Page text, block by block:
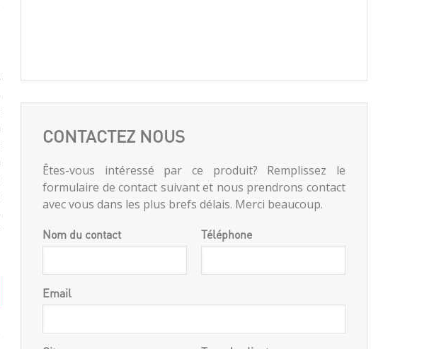
CONTACTEZ NOUS
Êtes-vous intéressé par ce produit? Remplissez le
formulaire de contact suivant et nous prendrons contact
avec vous dans les plus brefs délais. Merci beaucoup.
Nom du contact Téléphone
Email